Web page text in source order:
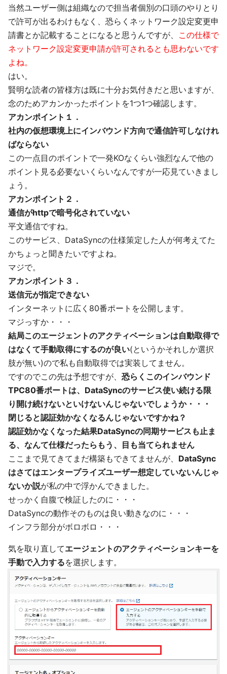
当然ユーザー側は組織なので担当者個別の口頭のやりとり
で許可が出るわけもなく、恐らくネットワーク設定変更申
請書とか記載することになると思うんですが、 この仕様で
ネットワーク設定変更申請が許可されるとも思わないです
よね。
はい。
賢明な読者の皆様方は既に十分お気付きだと思いますが、
念のためアカンかったポイントを1つ1つ確認します。
アカンポイント１．
社内の仮想環境上にインバウンド方向で通信許可しなけれ
ばならない
この一点目のポイントで一発KOなくらい強烈なんで他の
ポイント見る必要ないくらいなんですが一応見ていきまし
ょう。
アカンポイント２．
通信がhttpで暗号化されていない
平文通信ですね。
このサービス、DataSyncの仕様策定した人が何考えてた
かちょっと聞きたいですよね。
マジで。
アカンポイント３．
送信元が指定できない
インターネットに広く80番ポートを公開します。
マジっすか・・・
結局このエージェントのアクティベーションは自動取得で
はなくて手動取得にするのが良い(というかそれしか選択
肢が無い)ので私も自動取得では実装してません。
ですのでこの先は予想ですが、 恐らくこのインバウンド
TPC80番ポートは、DataSyncのサービス使い続ける限
り開け続けないといけないんじゃないでしょうか・・・
閉じると認証効かなくなるんじゃないですかね？
認証効かなくなった結果DataSyncの同期サービスも止ま
る、なんて仕様だったらもう、目も当てられません
ここまで見てきてまだ構築もできてませんが、 DataSync
はさてはエンタープライズユーザー想定していないんじゃ
ないか説が私の中で浮かんできました。
せっかく自腹で検証したのに・・・
DataSyncの動作そのものは良い動きなのに・・・
インフラ部分がボロボロ・・・
気を取り直してエージェントのアクティベーションキーを
手動で入力するを選択します。